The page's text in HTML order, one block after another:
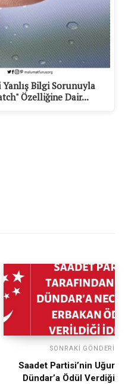
Bilgi Sorunuyla
Özelliğine Dair...
SONRAKI GÖNDERI
Saadet Partisi’nin Uğur
Dündar’a Ödül Verdiği